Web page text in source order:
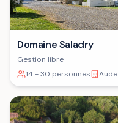
Domaine Saladry
Gestion libre
14 - 30 personnes
Aude